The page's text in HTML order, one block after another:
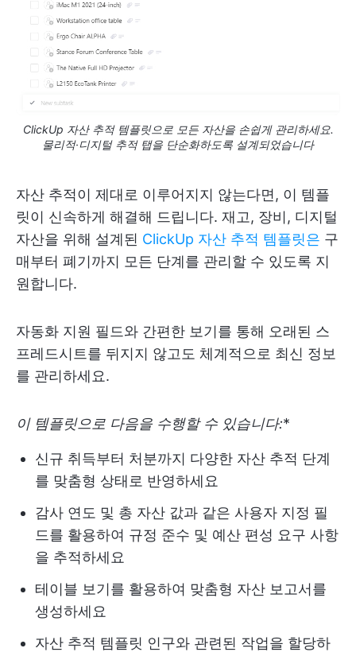
ClickUp 자산 추적 템플릿으로 모든 자산을 손쉽게 관리하세요.
물리적·디지털 추적 탭을 단순화하도록 설계되었습니다
자산 추적이 제대로 이루어지지 않는다면, 이 템플
릿이 신속하게 해결해 드립니다. 재고, 장비, 디지털
자산을 위해 설계된 ClickUp 자산 추적 템플릿은 구
매부터 폐기까지 모든 단계를 관리할 수 있도록 지
원합니다.
자동화 지원 필드와 간편한 보기를 통해 오래된 스
프레드시트를 뒤지지 않고도 체계적으로 최신 정보
를 관리하세요.
이 템플릿으로 다음을 수행할 수 있습니다:*
신규 취득부터 처분까지 다양한 자산 추적 단계
를 맞춤형 상태로 반영하세요
감사 연도 및 총 자산 값과 같은 사용자 지정 필
드를 활용하여 규정 준수 및 예산 편성 요구 사항
을 추적하세요
테이블 보기를 활용하여 맞춤형 자산 보고서를
생성하세요
자산 추적 템플릿 인구와 관련된 작업을 할당하